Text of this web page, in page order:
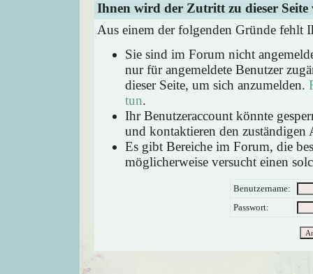
Ihnen wird der Zutritt zu dieser Seite
Aus einem der folgenden Gründe fehlt
Sie sind im Forum nicht
nur für angemeldete Benutzer
dieser Seite, um sich anzumelden.
tun.
Ihr Benutzeraccount könnte
und kontaktieren den zuständigen
Es gibt Bereiche im Forum, die
möglicherweise versucht einen
Benutzername:
Passwort: